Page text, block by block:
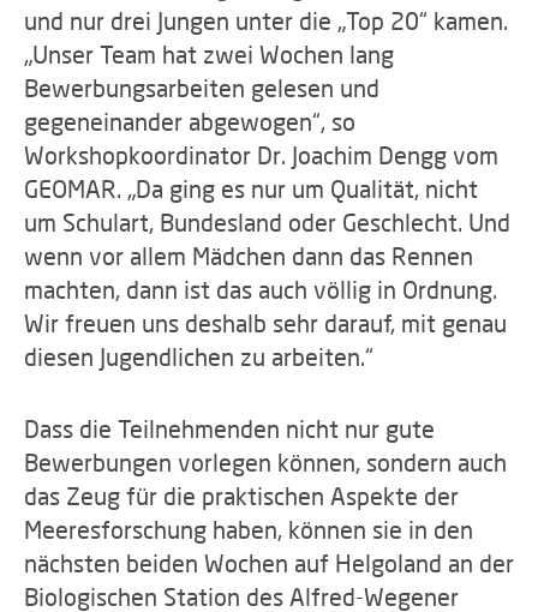
und nur drei Jungen unter die „Top 20“ kamen.
„Unser Team hat zwei Wochen lang
Bewerbungsarbeiten gelesen und
gegeneinander abgewogen“, so
Workshopkoordinator Dr. Joachim Dengg vom
GEOMAR. „Da ging es nur um Qualität, nicht
um Schulart, Bundesland oder Geschlecht. Und
wenn vor allem Mädchen dann das Rennen
machten, dann ist das auch völlig in Ordnung.
Wir freuen uns deshalb sehr darauf, mit genau
diesen Jugendlichen zu arbeiten.“
Dass die Teilnehmenden nicht nur gute
Bewerbungen vorlegen können, sondern auch
das Zeug für die praktischen Aspekte der
Meeresforschung haben, können sie in den
nächsten beiden Wochen auf Helgoland an der
Biologischen Station des Alfred-Wegener